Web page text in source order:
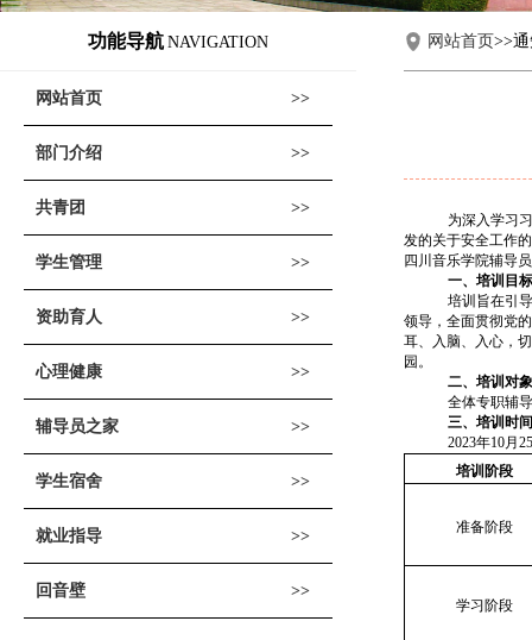
功能导航 NAVIGATION
网站首页
部门介绍
共青团
学生管理
资助育人
心理健康
辅导员之家
学生宿舍
就业指导
回音壁
网站首页>>
为深入学习
发的关于安全工作
四川音乐学院辅导
一、培训目
培训旨在引
领导，全面贯彻党
耳、入脑、入心，
园。
二、培训对
全体专职辅
三、培训时
2023年10月
培训阶段
准备阶段
学习阶段